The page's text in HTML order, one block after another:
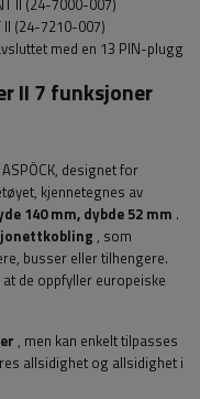
II (24-7000-007)
II (24-7210-007)
med en 13 PIN-plugg
II 7 funksjoner
designet for
kjennetegnes av
140 mm, dybde 52 mm .
, som
busser eller tilhengere.
at de oppfyller europeiske
, men kan enkelt tilpasses
allsidighet og allsidighet i